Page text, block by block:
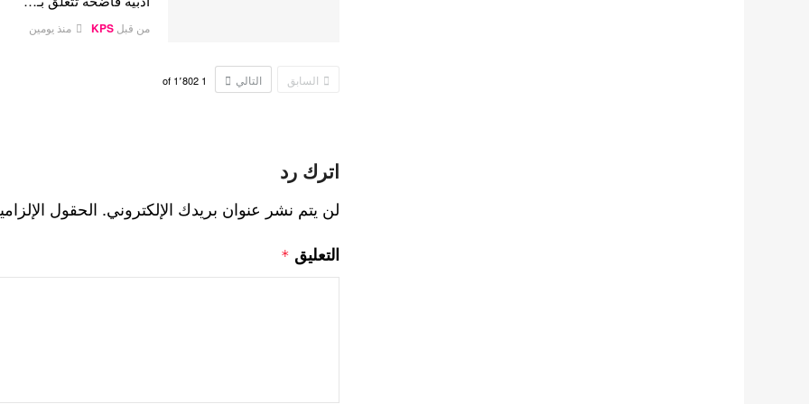
من قبلKPS منذ يومين
السابق التالي 1
of1٬802
اترك رد
لن يتم نشر عنوان بريدك الإلكتروني. الحقول
التعليق *